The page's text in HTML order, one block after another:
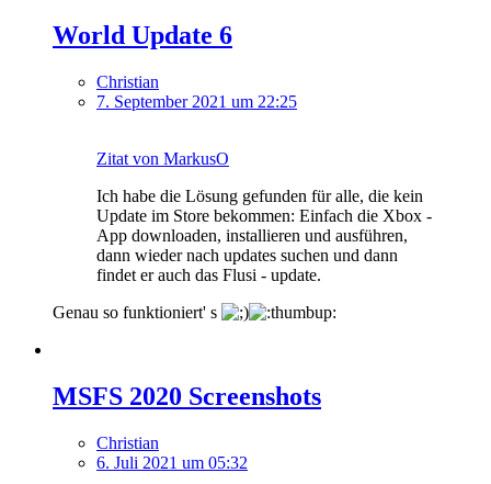
World Update 6
Christian
7. September 2021 um 22:25
Zitat von MarkusO
Ich habe die Lösung gefunden für alle, die kein
Update im Store bekommen: Einfach die Xbox -
App downloaden, installieren und ausführen,
dann wieder nach updates suchen und dann
findet er auch das Flusi - update.
Genau so funktioniert' s
MSFS 2020 Screenshots
Christian
6. Juli 2021 um 05:32